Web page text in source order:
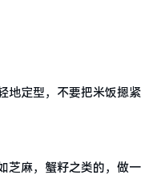
定型，不要把米饭摁紧
麻，蟹籽之类的，做一